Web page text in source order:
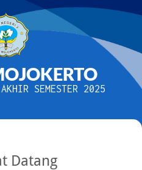
SEMESTER 2025
Datang